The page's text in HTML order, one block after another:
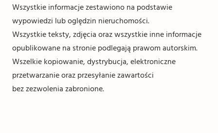
Wszystkie informacje zestawiono na podstawie
wypowiedzi lub oględzin nieruchomości.
Wszystkie teksty, zdjęcia oraz wszystkie inne informacje
opublikowane na stronie podlegają prawom autorskim.
Wszelkie kopiowanie, dystrybucja, elektroniczne
przetwarzanie oraz przesyłanie zawartości
bez zezwolenia zabronione.